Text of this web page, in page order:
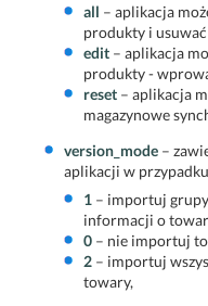
all – aplikacja
produkty i
edit– aplikacja
produkty -
reset– aplikacja
magazynowe
version_mode –
aplikacji w
1– importuj grupy
informacji o
0– nie importuj
2– importuj
towary,